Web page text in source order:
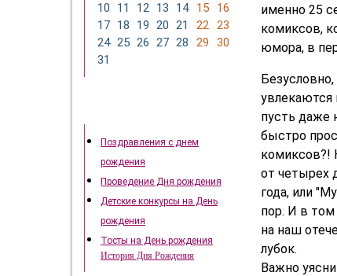
именно 25
комиксов,
юмора, в
увлекаются
пусть даже
быстро
комиксов?!
от четырех
года, или
пор. И в
на наш
лубок.
Важно
10
11 12 13 14 15
16
17 18 19 20 21 22 23
24 25 26 27 28 29
30
31
Поздравления с днем
рождения
Проведение Дня рождения
Детские конкурсы на День
рождения
Тосты на День рождения
История Дня Рождения